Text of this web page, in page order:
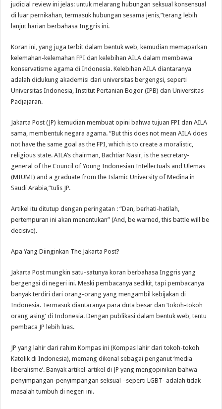
judicial review ini jelas: untuk melarang hubungan seksual konsensual
di luar pernikahan, termasuk hubungan sesama jenis,”terang lebih
lanjut harian berbahasa Inggris ini.
Koran ini, yang juga terbit dalam bentuk web, kemudian memaparkan
kelemahan-kelemahan FPI dan kelebihan AILA dalam membawa
konservatisme agama di Indonesia. Kelebihan AILA diantaranya
adalah didukung akademisi dari universitas bergengsi, seperti
Universitas Indonesia, Institut Pertanian Bogor (IPB) dan Universitas
Padjajaran.
Jakarta Post (JP) kemudian membuat opini bahwa tujuan FPI dan AILA
sama, membentuk negara agama. “But this does not mean AILA does
not have the same goal as the FPI, which is to create a moralistic,
religious state. AILA’s chairman, Bachtiar Nasir, is the secretary-
general of the Council of Young Indonesian Intellectuals and Ulemas
(MIUMI) and a graduate from the Islamic University of Medina in
Saudi Arabia,”tulis JP.
Artikel itu ditutup dengan peringatan : “Dan, berhati-hatilah,
pertempuran ini akan menentukan” (And, be warned, this battle will be
decisive).
Apa Yang Diinginkan The Jakarta Post?
Jakarta Post mungkin satu-satunya koran berbahasa Inggris yang
bergengsi di negeri ini. Meski pembacanya sedikit, tapi pembacanya
banyak terdiri dari orang-orang yang mengambil kebijakan di
Indonesia. Termasuk diantaranya para duta besar dan ‘tokoh-tokoh
orang asing’ di Indonesia. Dengan publikasi dalam bentuk web, tentu
pembaca JP lebih luas.
JP yang lahir dari rahim Kompas ini (Kompas lahir dari tokoh-tokoh
Katolik di Indonesia), memang dikenal sebagai penganut ‘media
liberalisme’. Banyak artikel-artikel di JP yang mengopinikan bahwa
penyimpangan-penyimpangan seksual –seperti LGBT- adalah tidak
masalah tumbuh di negeri ini.